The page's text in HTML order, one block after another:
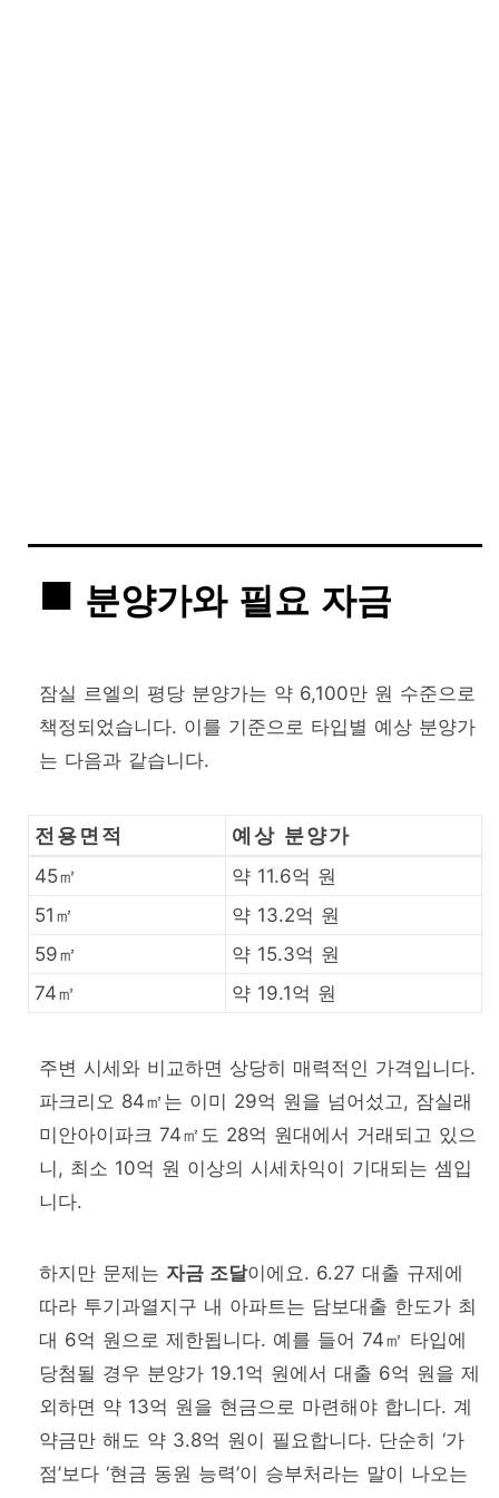
분양가와 필요 자금
잠실 르엘의 평당 분양가는 약 6,100만 원 수준으로
책정되었습니다. 이를 기준으로 타입별 예상 분양가
는 다음과 같습니다.
전용면적 예상 분양가
45㎡
약 11.6억 원
51㎡
약 13.2억 원
59㎡
약 15.3억 원
74㎡
약 19.1억 원
주변 시세와 비교하면 상당히 매력적인 가격입니다.
파크리오 84㎡는 이미 29억 원을 넘어섰고, 잠실래
미안아이파크 74㎡도 28억 원대에서 거래되고 있으
니, 최소 10억 원 이상의 시세차익이 기대되는 셈입
니다.
하지만 문제는 자금 조달이에요. 6.27 대출 규제에
따라 투기과열지구 내 아파트는 담보대출 한도가 최
대 6억 원으로 제한됩니다. 예를 들어 74㎡ 타입에
당첨될 경우 분양가 19.1억 원에서 대출 6억 원을 제
외하면 약 13억 원을 현금으로 마련해야 합니다. 계
약금만 해도 약 3.8억 원이 필요합니다. 단순히 ‘가
점’보다 ‘현금 동원 능력’이 승부처라는 말이 나오는